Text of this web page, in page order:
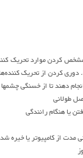
کردن موارد تحریک
دوری کردن از تحریک
دهند تا از خسنگی
طولانی
یا هنگام رانندگی
مدت از کامپیوتر یا خیره